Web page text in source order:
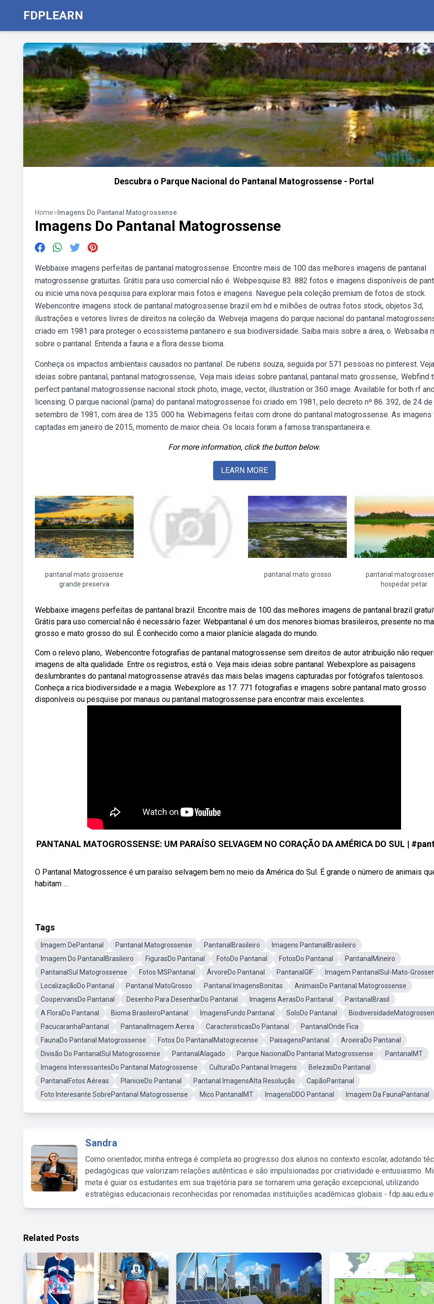
FDPLEARN
Descubra o Parque Nacional do Pantanal Matogrossense - Portal
Home> Imagens Do Pantanal Matogrossense
Imagens Do Pantanal Matogrossense
Webbaixe imagens perfeitas de pantanal matogrossense. Encontre mais de 100 das melhores imagens de pantanal
matogrossense gratuitas. Grátis para uso comercial não é. Webpesquise 83. 882 fotos e imagens disponíveis de
ou inicie uma nova pesquisa para explorar mais fotos e imagens. Navegue pela coleção premium de fotos de stock.
Webencontre imagens stock de pantanal matogrossense brazil em hd e milhões de outras fotos stock, objetos 3d,
ilustrações e vetores livres de direitos na coleção da. Webveja imagens do parque nacional do pantanal
criado em 1981 para proteger o ecossistema pantaneiro e sua biodiversidade. Saiba mais sobre a área, o. Websaiba
sobre o pantanal. Entenda a fauna e a flora desse bioma.
Conheça os impactos ambientais causados no pantanal. De rubens souza, seguida por 571 pessoas no pinterest.
ideias sobre pantanal, pantanal matogrossense,. Veja mais ideias sobre pantanal, pantanal mato grossense,. Webfind
perfect pantanal matogrossense nacional stock photo, image, vector, illustration or 360 image. Available for both rf
licensing. O parque nacional (parna) do pantanal matogrossense foi criado em 1981, pelo decreto nº 86. 392, de 24 de
setembro de 1981, com área de 135. 000 ha. Webimagens feitas com drone do pantanal matogrossense. As imagens
captadas em janeiro de 2015, momento de maior cheia. Os locais foram a famosa transpantaneira e.
For more information, click the button below.
LEARN MORE
pantanal mato grossense
grande preserva
pantanal mato grosso
pantanal
hospedar petar
Webbaixe imagens perfeitas de pantanal brazil. Encontre mais de 100 das melhores imagens de pantanal brazil
Grátis para uso comercial não é necessário fazer. Webpantanal é um dos menores biomas brasileiros, presente no
grosso e mato grosso do sul. É conhecido como a maior planície alagada do mundo.
Com o relevo plano,. Webencontre fotografias de pantanal matogrossense sem direitos de autor atribuição não
imagens de alta qualidade. Entre os registros, está o. Veja mais ideias sobre pantanal. Webexplore as paisagens
deslumbrantes do pantanal matogrossense através das mais belas imagens capturadas por fotógrafos talentosos.
Conheça a rica biodiversidade e a magia. Webexplore as 17. 771 fotografias e imagens sobre pantanal mato grosso
disponíveis ou pesquise por manaus ou pantanal matogrossense para encontrar mais excelentes.
PANTANAL MATOGROSSENSE: UM PARAÍSO SELVAGEM NO CORAÇÃO DA AMÉRICA DO SUL |
O Pantanal Matogrossence é um paraíso selvagem bem no meio da América do Sul. É grande o número de animais
habitam ...
Tags
Imagem DePantanal Pantanal Matogrossense PantanalBrasileiro
Imagens PantanalBrasileiro
Imagem Do PantanalBrasileiro
FigurasDo Pantanal FotoDo Pantanal FotosDo Pantanal
PantanalMineiro
PantanalSul Matogrossense
Fotos MSPantanal ÁrvoreDo Pantanal PantanalGIF
Imagem PantanalSul-Mato-
LocalizaçãoDo Pantanal
Pantanal MatoGrosso Pantanal ImagensBonitas
AnimaisDo Pantanal Matogrossense
CoopervansDo Pantanal
Desenho Para DesenharDo Pantanal Imagens AerasDo Pantanal
PantanalBrasil
A FloraDo Pantanal
Bioma BrasileiroPantanal ImagensFundo Pantanal SoloDo Pantanal
PacucaranhaPantanal
PantanalImagem Aerea CaracteristicasDo Pantanal
PantanalOnde Fica
FaunaDo Pantanal Matogrossense
Fotos Do PantanalMatogrecense PaisagensPantanal
AroeiraDo Pantanal
Divisão Do PantanalSul Matogrossense
PantanalAlagado Parque NacionalDo Pantanal Matogrossense
PantanalMT
Imagens InteressantesDo Pantanal Matogrossense
CulturaDo Pantanal Imagens
BelezasDo Pantanal
PantanalFotos Aéreas
PlanicieDo Pantanal Pantanal ImagensAlta Resolução
CapãoPantanal
Foto Interesante SobrePantanal Matogrossense
Mico PantanalMT ImagensDDO Pantanal Imagem Da FaunaPantanal
Sandra
Como orientador, minha entrega é completa ao progresso dos alunos no contexto escolar, adotando
pedagógicas que valorizam relações autênticas e são impulsionadas por criatividade e entusiasmo.
meta é guiar os estudantes em sua trajetória para se tornarem uma geração excepcional, utilizando
estratégias educacionais reconhecidas por renomadas instituições acadêmicas globais -
Related Posts